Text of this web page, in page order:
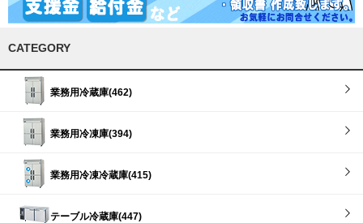
CATEGORY
業務用冷蔵庫(462)
業務用冷凍庫(394)
業務用冷凍冷蔵庫(415)
テーブル冷蔵庫(447)